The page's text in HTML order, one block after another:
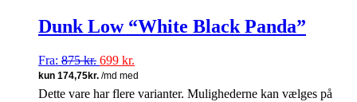
Dunk Low “White Black Panda”
Fra: 875kr. 699 kr.
Dette vare har flere varianter. Mulighederne kan vælges på